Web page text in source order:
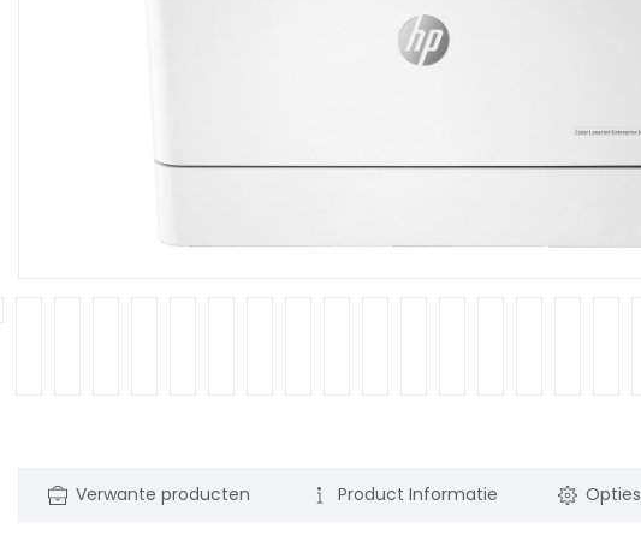
Verwante producten Product Informatie Opties